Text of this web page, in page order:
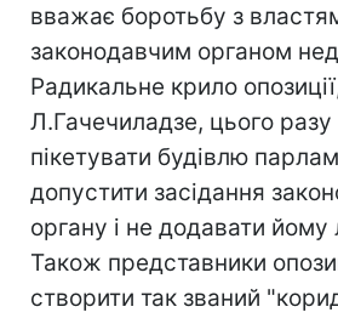
вважає боротьбу з
законодавчим органом
Радикальне крило
Л.Гачечиладзе, цього разу
пікетувати будівлю
допустити засідання
органу і не додавати йому
Також представники
створити так званий